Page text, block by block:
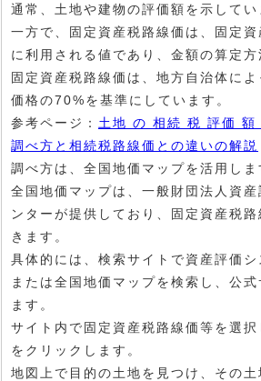
通常、土地や建物の評価額を示してい
一方で、固定資産税路線価は、固定
に利用される値であり、金額の算定方
固定資産税路線価は、地方自治体に
価格の70%を基準にしています。
参考ページ： 土地 の 相続 税 評価 額
調べ方と相続税路線価との違いの解説
調べ方は、全国地価マップを活用しま
全国地価マップは、一般財団法人資
ンターが提供しており、固定資産税
きます。
具体的には、検索サイトで資産評価
または全国地価マップを検索し、公
ます。
サイト内で固定資産税路線価等を選
をクリックします。
地図上で目的の土地を見つけ、その